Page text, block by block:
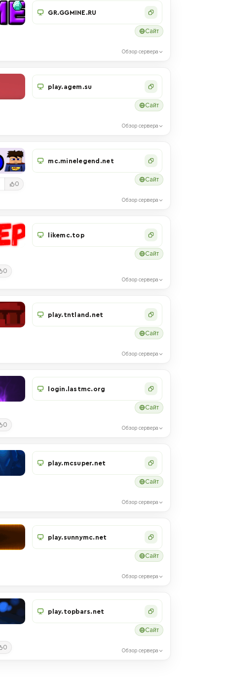
GR.GGMINE.RU
Сайт
Обзор сервера
play.agem.su
Сайт
Обзор сервера
0
mc.minelegend.net
Сайт
Обзор сервера
0
likemc.top
Сайт
Обзор сервера
play.tntland.net
Сайт
Обзор сервера
0
login.lastmc.org
Сайт
Обзор сервера
play.mcsuper.net
Сайт
Обзор сервера
play.sunnymc.net
Сайт
Обзор сервера
0
play.topbars.net
Сайт
Обзор сервера